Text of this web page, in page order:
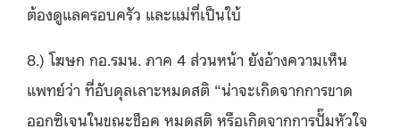
ต้องดูแลครอบครัว และแม่ที่เป็นใบ้
8.) โฆษก กอ.รมน. ภาค 4 ส่วนหน้า ยังอ้างความเห็น
แพทย์ว่า ที่อับดุลเลาะหมดสติ “น่าจะเกิดจากการขาด
ออกซิเจนในขณะช็อค หมดสติ หรือเกิดจากการปั๊มหัวใจ